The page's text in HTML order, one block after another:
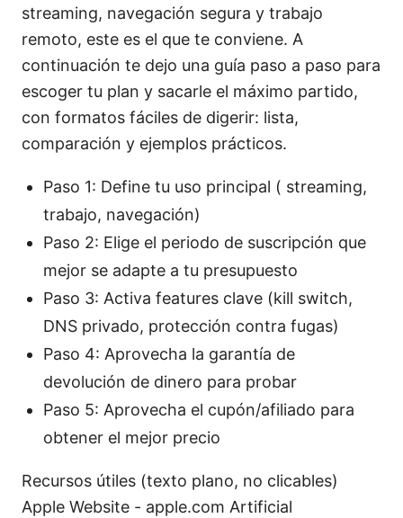
streaming, navegación segura y trabajo
remoto, este es el que te conviene. A
continuación te dejo una guía paso a paso para
escoger tu plan y sacarle el máximo partido,
con formatos fáciles de digerir: lista,
comparación y ejemplos prácticos.
Paso 1: Define tu uso principal ( streaming,
trabajo, navegación)
Paso 2: Elige el periodo de suscripción que
mejor se adapte a tu presupuesto
Paso 3: Activa features clave (kill switch,
DNS privado, protección contra fugas)
Paso 4: Aprovecha la garantía de
devolución de dinero para probar
Paso 5: Aprovecha el cupón/afiliado para
obtener el mejor precio
Recursos útiles (texto plano, no clicables)
Apple Website - apple.com Artificial